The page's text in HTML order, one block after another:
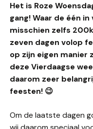
Het is Roze
gang! Waar de één
misschien zelfs
zeven dagen volop
op zijn eigen manier
deze Vierdaagse
daarom zeer
feesten! 😉
Om de laatste dagen